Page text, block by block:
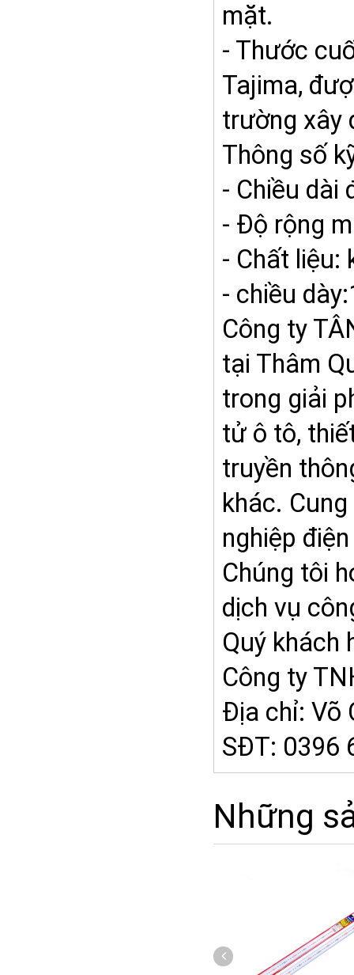
mặt.
- Thước
Tajima,
trường xây
Thông số
- Chiều dài
- Độ rộng
- Chất liệu:
- chiều
Công ty
tại Thâm
trong giải
tử ô tô,
truyền
khác.
nghiệp
Chúng tôi
dịch vụ
Quý
Công ty
Địa chỉ:
SĐT: 0396
Những